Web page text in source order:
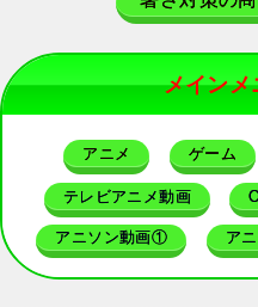
メインメ
アニメ ゲーム
テレビアニメ動画
アニソン動画① ア